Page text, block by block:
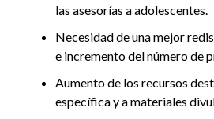
las asesorías a adolescentes.
Necesidad de una mejor
e incremento del número de
Aumento de los recursos
específica y a materiales